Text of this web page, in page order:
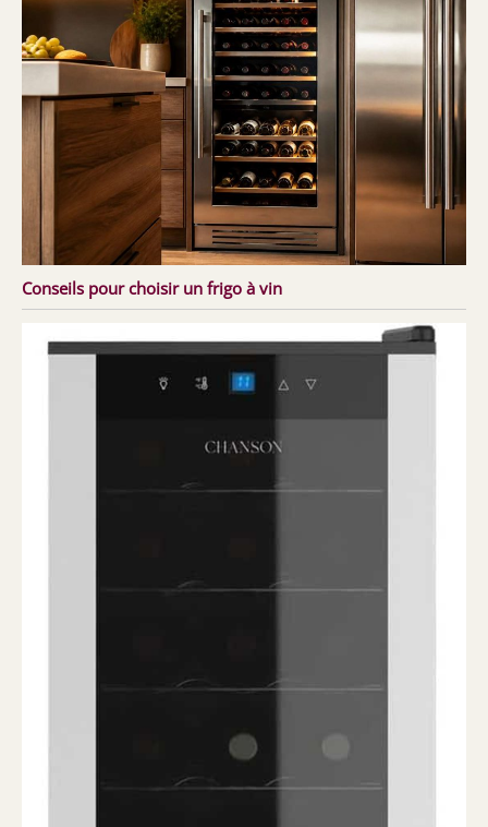
Conseils pour choisir un frigo à vin